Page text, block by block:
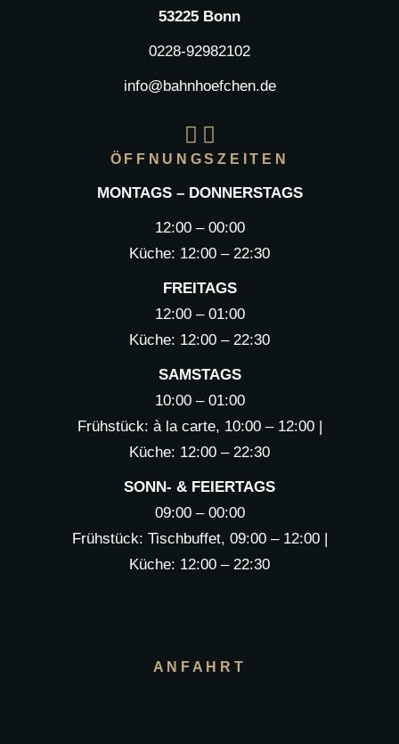
53225 Bonn
0228-92982102
info@bahnhoefchen.de
ÖFFNUNGSZEITEN
MONTAGS – DONNERSTAGS
12:00 – 00:00
Küche: 12:00 – 22:30
FREITAGS
12:00 – 01:00
Küche: 12:00 – 22:30
SAMSTAGS
10:00 – 01:00
Frühstück: à la carte, 10:00 – 12:00 |
Küche: 12:00 – 22:30
SONN- & FEIERTAGS
09:00 – 00:00
Frühstück: Tischbuffet, 09:00 – 12:00 |
Küche: 12:00 – 22:30
ANFAHRT